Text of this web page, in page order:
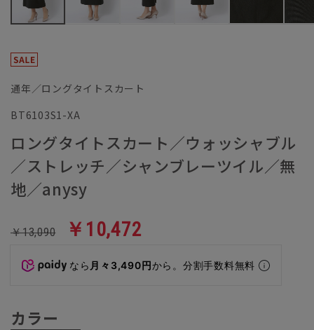
通年／ロングタイトスカート
BT6103S1-XA
ロングタイトスカート／ウォッシャブル
／ストレッチ／シャンブレーツイル／無
地／anysy
￥13,090 ￥10,472
なら 月々3,490円から。分割手数料無料
カラー